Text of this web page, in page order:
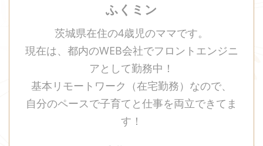
ふくミン
茨城県在住の4歳児のママです。
現在は、都内のWEB会社でフロントエンジニ
アとして勤務中！
基本リモートワーク（在宅勤務）なので、
自分のペースで子育てと仕事を両立できてま
す！